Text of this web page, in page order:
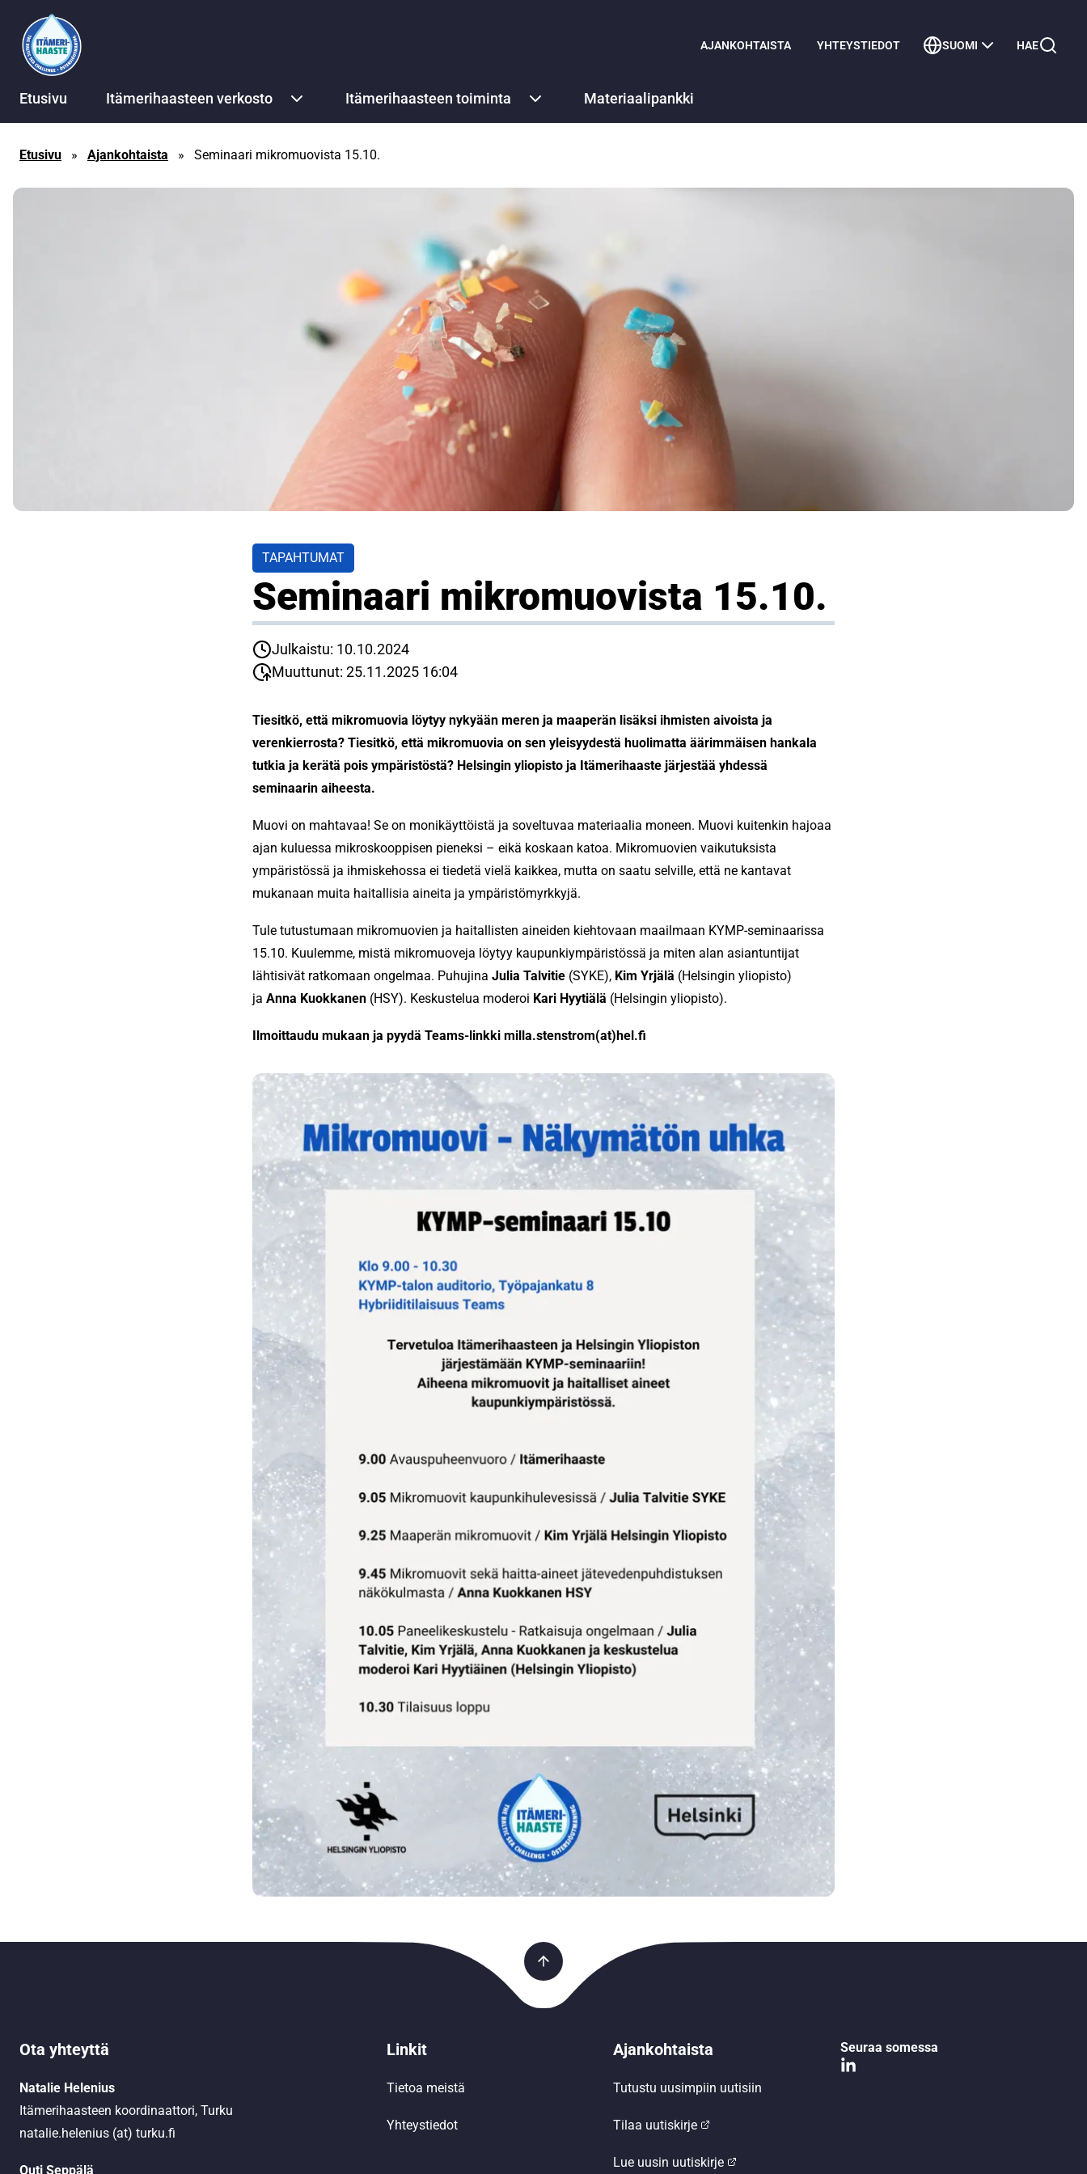
Siirry sisältöön
AJANKOHTAISTA YHTEYSTIEDOT SUOMI HAE
Etusivu Itämerihaasteen verkosto Itämerihaasteen toiminta Materiaalipankki
Etusivu » Ajankohtaista » Seminaari mikromuovista 15.10.
TAPAHTUMAT
Seminaari mikromuovista 15.10.
Julkaistu: 10.10.2024
Muuttunut: 25.11.2025 16:04
Tiesitkö, että mikromuovia löytyy nykyään meren ja maaperän lisäksi ihmisten aivoista ja
verenkierrosta? Tiesitkö, että mikromuovia on sen yleisyydestä huolimatta äärimmäisen hankala
tutkia ja kerätä pois ympäristöstä? Helsingin yliopisto ja Itämerihaaste järjestää yhdessä
seminaarin aiheesta.
Muovi on mahtavaa! Se on monikäyttöistä ja soveltuvaa materiaalia moneen. Muovi kuitenkin hajoaa
ajan kuluessa mikroskooppisen pieneksi – eikä koskaan katoa. Mikromuovien vaikutuksista
ympäristössä ja ihmiskehossa ei tiedetä vielä kaikkea, mutta on saatu selville, että ne kantavat
mukanaan muita haitallisia aineita ja ympäristömyrkkyjä.
Tule tutustumaan mikromuovien ja haitallisten aineiden kiehtovaan maailmaan KYMP-seminaarissa
15.10. Kuulemme, mistä mikromuoveja löytyy kaupunkiympäristössä ja miten alan asiantuntijat
lähtisivät ratkomaan ongelmaa. Puhujina Julia Talvitie (SYKE), Kim Yrjälä (Helsingin yliopisto)
ja Anna Kuokkanen (HSY). Keskustelua moderoi Kari Hyytiälä (Helsingin yliopisto).
Ilmoittaudu mukaan ja pyydä Teams-linkki milla.stenstrom(at)hel.fi
Ota yhteyttä
Natalie Helenius
Itämerihaasteen koordinaattori, Turku
natalie.helenius (at) turku.fi
Outi Seppälä
Linkit
Tietoa meistä
Yhteystiedot
Ajankohtaista
Tutustu uusimpiin uutisiin
Tilaa uutiskirje
Lue uusin uutiskirje
Seuraa somessa